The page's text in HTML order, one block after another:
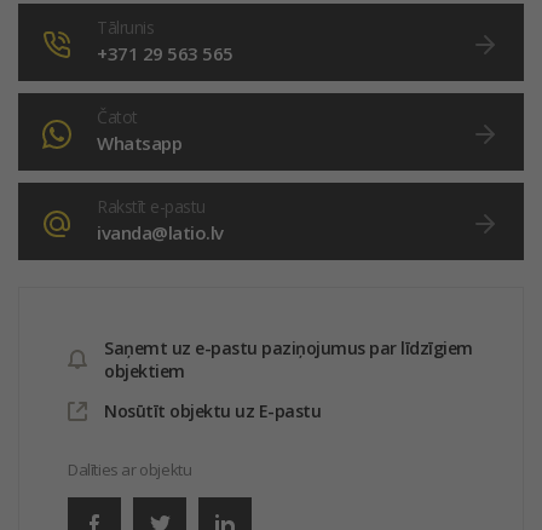
Tālrunis
+371 29 563 565
Čatot
Whatsapp
Rakstīt e-pastu
ivanda@latio.lv
Saņemt uz e-pastu paziņojumus par līdzīgiem
objektiem
Nosūtīt objektu uz E-pastu
Dalīties ar objektu